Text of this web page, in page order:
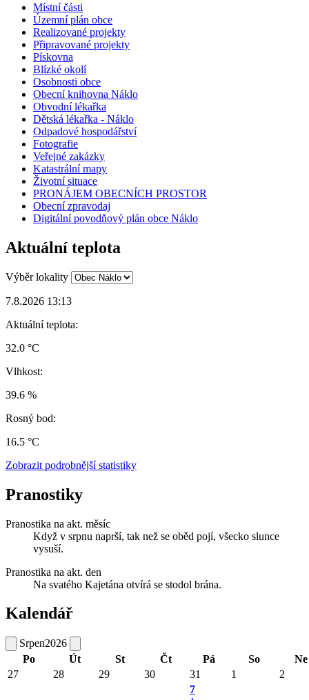
Místní části
Územní plán obce
Realizované projekty
Připravované projekty
Pískovna
Blízké okolí
Osobnosti obce
Obecní knihovna Náklo
Obvodní lékařka
Dětská lékařka - Náklo
Odpadové hospodářství
Fotografie
Veřejné zakázky
Katastrální mapy
Životní situace
PRONÁJEM OBECNÍCH PROSTOR
Obecní zpravodaj
Digitální povodňový plán obce Náklo
Aktuální teplota
Výběr lokality
7.8.2026 13:13
Aktuální teplota:
32.0 °C
Vlhkost:
39.6 %
Rosný bod:
16.5 °C
Zobrazit podrobnější statistiky
Pranostiky
Pranostika na akt. měsíc
Když v srpnu naprší, tak než se oběd pojí, všecko slunce
vysuší.
Pranostika na akt. den
Na svatého Kajetána otvírá se stodol brána.
Kalendář
Srpen2026
Po
Út St Čt Pá So
Ne
27
28 29 30 31 1
2
7